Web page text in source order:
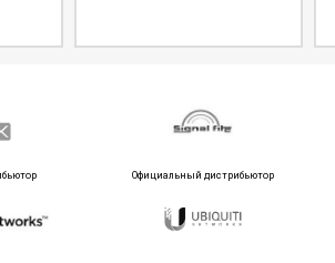
Официальный дистрибьютор